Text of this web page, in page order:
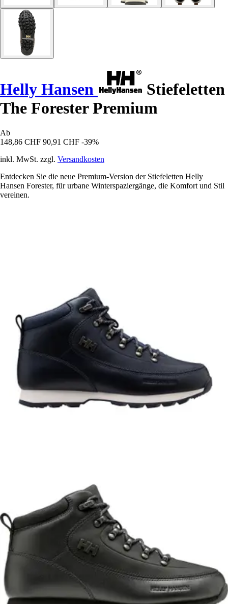
Helly Hansen
Stiefeletten
The Forester Premium
Ab
148,86 CHF 90,91 CHF -39%
inkl. MwSt. zzgl. Versandkosten
Entdecken Sie die neue Premium-Version der Stiefeletten Helly
Hansen Forester, für urbane Winterspaziergänge, die Komfort und Stil
vereinen.